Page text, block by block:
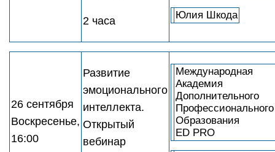
2 часа Юлия Шкода
26 сентября
Воскресенье,
16:00
Развитие
эмоционального
интеллекта.
Открытый
вебинар
Международная
Академия
Дополнительного
Профессионального
Образования
ED PRO